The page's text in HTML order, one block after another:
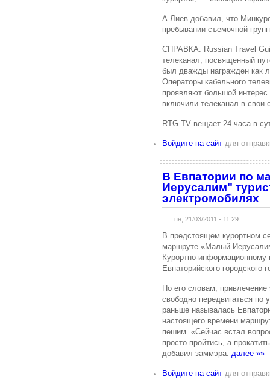
А.Лиев добавил, что
пребывании съемочной
СПРАВКА: Russian Travel
телеканал, посвященный
был дважды награжден как
Операторы кабельного
проявляют большой
включили телеканал в свои
RTG TV вещает 24 часа в
Войдите на сайтдля
В Евпатории по
Иерусалим"
электромобилях
пн, 21/03/2011 - 11:29
В предстоящем курортном
маршруте «Малый
Курортно-
Евпаторийского городского
По его словам, привлечение
свободно передвигаться по
раньше называлась
настоящего времени
пешим. «Сейчас встал
просто пройтись, а
добавил заммэра. далее »»
Войдите на сайтдля